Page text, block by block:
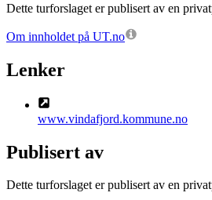
Dette turforslaget er publisert av en
Om innholdet på UT.no
Lenker
www.vindafjord.kommune.no
Publisert av
Dette turforslaget er publisert av en